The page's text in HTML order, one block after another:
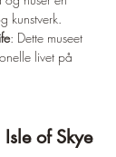
kunstverk.
: Dette museet
livet på
of Skye